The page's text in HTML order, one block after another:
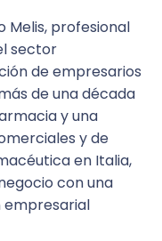
farmacia y los
negocio que
del titular.
estratégica
Canvas
Melis, profesional
sector
de empresarios
de una década
y una
y de
en Italia,
con una
empresarial